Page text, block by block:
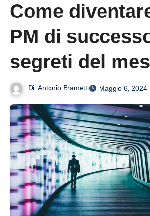
Come
PM di
segreti del
Di Antonio Brametti Maggio 6, 2024